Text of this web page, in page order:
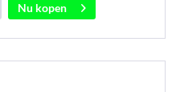
Nu kopen